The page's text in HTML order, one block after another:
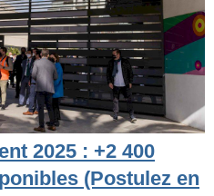
2025 : +2 400
(Postulez en